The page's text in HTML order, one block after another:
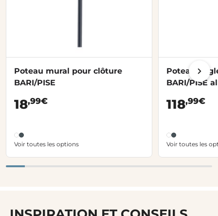
Poteau mural pour clôture
BARI/PISE
18,99€
Voir toutes les options
Poteau
BARI/PISE
118,99€
Voir toutes les